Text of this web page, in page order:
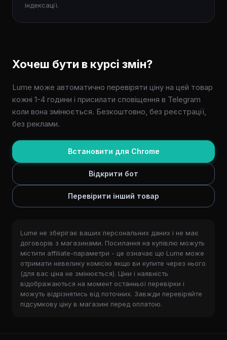
індексації.
Хочеш бути в курсі змін?
Lume може автоматично перевіряти ціну на цей товар
кожні 1-4 години і присилати сповіщення в Telegram
коли вона змінюється. Безкоштовно, без реєстрації,
без реклами.
Встановити для Chrome
Відкрити бот
Перевірити інший товар
Lume не зберігає ваших персональних даних і не має
договорів з магазинами. Посилання на купівлю можуть
містити affiliate-параметри - це означає що Lume може
отримати невелику комісію якщо ви купите через нього
(для вас ціна не змінюється). Ціни і наявність
відображаються на момент останньої перевірки і
можуть відрізнятись від поточних. Завжди перевіряйте
підсумкову ціну в магазині перед оплатою.